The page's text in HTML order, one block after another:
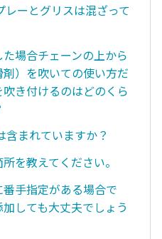
ーとグリスは混ざって
場合チェーンの上から
）を吹いての使い方だ
き付けるのはどのくら
含まれていますか？
を教えてください。
手指定がある場合で
しても大丈夫でしょう